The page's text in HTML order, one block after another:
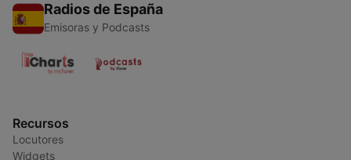
Radios de España
Emisoras y Podcasts
Recursos
Locutores
Widgets